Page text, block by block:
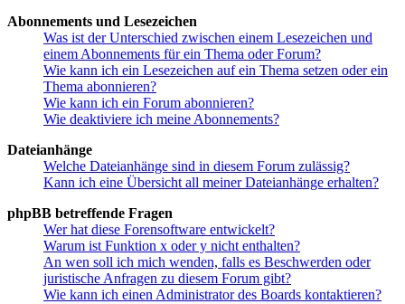
Abonnements und Lesezeichen
Was ist der Unterschied zwischen einem Lesezeichen und
einem Abonnements für ein Thema oder Forum?
Wie kann ich ein Lesezeichen auf ein Thema setzen oder ein
Thema abonnieren?
Wie kann ich ein Forum abonnieren?
Wie deaktiviere ich meine Abonnements?
Dateianhänge
Welche Dateianhänge sind in diesem Forum zulässig?
Kann ich eine Übersicht all meiner Dateianhänge erhalten?
phpBB betreffende Fragen
Wer hat diese Forensoftware entwickelt?
Warum ist Funktion x oder y nicht enthalten?
An wen soll ich mich wenden, falls es Beschwerden oder
juristische Anfragen zu diesem Forum gibt?
Wie kann ich einen Administrator des Boards kontaktieren?